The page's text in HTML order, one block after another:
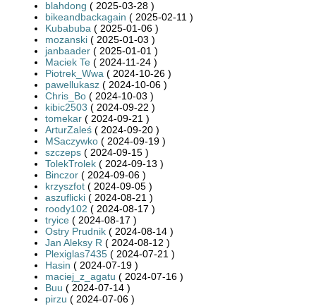
blahdong ( 2025-03-28 )
bikeandbackagain ( 2025-02-11 )
Kubabuba ( 2025-01-06 )
mozanski ( 2025-01-03 )
janbaader ( 2025-01-01 )
Maciek Te ( 2024-11-24 )
Piotrek_Wwa ( 2024-10-26 )
pawellukasz ( 2024-10-06 )
Chris_Bo ( 2024-10-03 )
kibic2503 ( 2024-09-22 )
tomekar ( 2024-09-21 )
ArturZaleś ( 2024-09-20 )
MSaczywko ( 2024-09-19 )
szczeps ( 2024-09-15 )
TolekTrolek ( 2024-09-13 )
Binczor ( 2024-09-06 )
krzyszfot ( 2024-09-05 )
aszuflicki ( 2024-08-21 )
roody102 ( 2024-08-17 )
tryice ( 2024-08-17 )
Ostry Prudnik ( 2024-08-14 )
Jan Aleksy R ( 2024-08-12 )
Plexiglas7435 ( 2024-07-21 )
Hasin ( 2024-07-19 )
maciej_z_agatu ( 2024-07-16 )
Buu ( 2024-07-14 )
pirzu ( 2024-07-06 )